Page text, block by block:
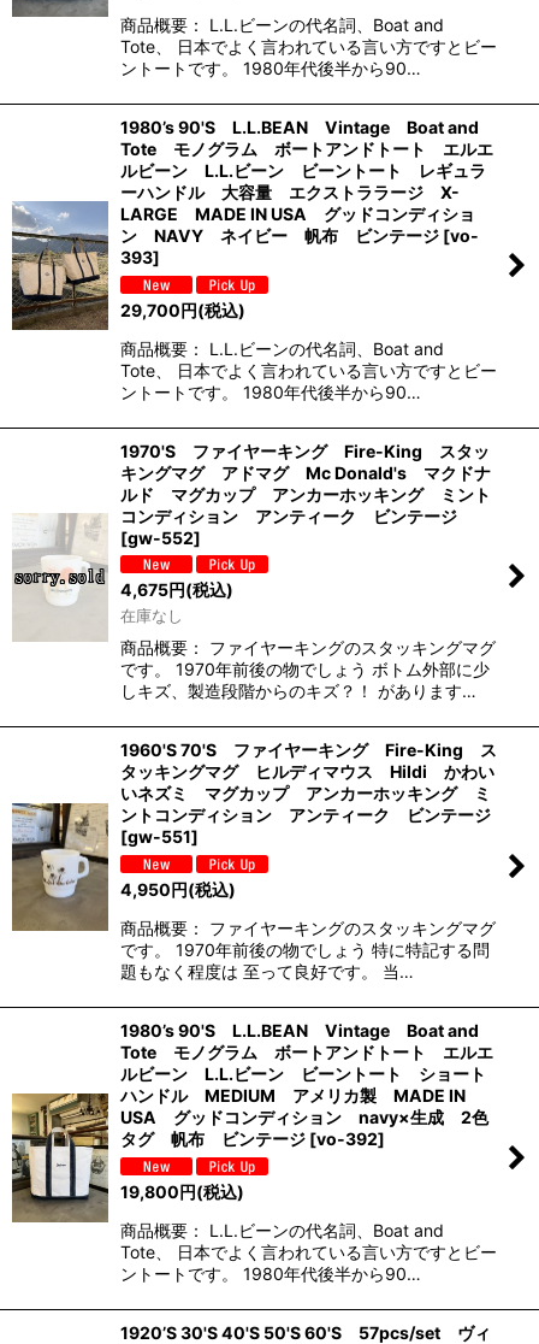
商品概要： L.L.ビーンの代名詞、Boat and
Tote、 日本でよく言われている言い方ですとビー
ントートです。 1980年代後半から90…
1980’s 90'S L.L.BEAN Vintage Boat and
Tote モノグラム ボートアンドトート エルエ
ルビーン L.L.ビーン ビーントート レギュラ
ーハンドル 大容量 エクストララージ X-
LARGE MADE IN USA グッドコンディショ
ン NAVY ネイビー 帆布 ビンテージ [vo-
393]
29,700円(税込)
商品概要： L.L.ビーンの代名詞、Boat and
Tote、 日本でよく言われている言い方ですとビー
ントートです。 1980年代後半から90…
1970'S ファイヤーキング Fire-King スタッ
キングマグ アドマグ Mc Donald's マクドナ
ルド マグカップ アンカーホッキング ミント
コンディション アンティーク ビンテージ
[gw-552]
4,675円(税込)
在庫なし
商品概要： ファイヤーキングのスタッキングマグ
です。 1970年前後の物でしょう ボトム外部に少
しキズ、製造段階からのキズ？！ があります…
1960'S 70'S ファイヤーキング Fire-King ス
タッキングマグ ヒルディマウス Hildi かわい
いネズミ マグカップ アンカーホッキング ミ
ントコンディション アンティーク ビンテージ
[gw-551]
4,950円(税込)
商品概要： ファイヤーキングのスタッキングマグ
です。 1970年前後の物でしょう 特に特記する問
題もなく程度は 至って良好です。 当…
1980’s 90'S L.L.BEAN Vintage Boat and
Tote モノグラム ボートアンドトート エルエ
ルビーン L.L.ビーン ビーントート ショート
ハンドル MEDIUM アメリカ製 MADE IN
USA グッドコンディション navy×生成 2色
タグ 帆布 ビンテージ [vo-392]
19,800円(税込)
商品概要： L.L.ビーンの代名詞、Boat and
Tote、 日本でよく言われている言い方ですとビー
ントートです。 1980年代後半から90…
1920’S 30'S 40'S 50'S 60'S 57pcs/set ヴィ